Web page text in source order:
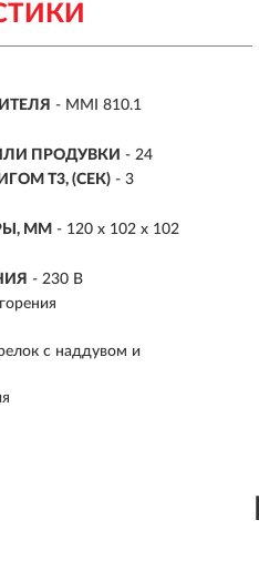
- MMI 810.1
ПРОДУВКИ - 24
T3, (СЕК) - 3
ММ - 120 х 102 х 102
- 230 В
с наддувом и